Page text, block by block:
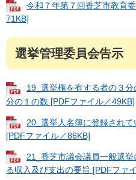
令和７年第７回香芝市教育
71KB]
選挙管理委員会告示
19_選挙権を有する者の３
分の１の数 [PDFファイル／49KB]
20_選挙人名簿に登録され
[PDFファイル／86KB]
21_香芝市議会議員一般選
る収入及び支出の要旨 [PDFファ